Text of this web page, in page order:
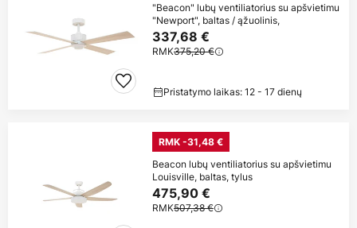
"Beacon" lubų ventiliatorius su apšvietimu
"Newport", baltas / ąžuolinis,
337,68 €
RMK375,20 €
Pristatymo laikas: 12 - 17 dienų
RMK -31,48 €
Beacon lubų ventiliatorius su apšvietimu
Louisville, baltas, tylus
475,90 €
RMK507,38 €